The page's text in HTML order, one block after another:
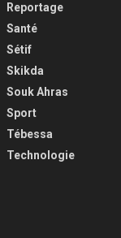
Reportage
Santé
Sétif
Skikda
Souk Ahras
Sport
Tébessa
Technologie